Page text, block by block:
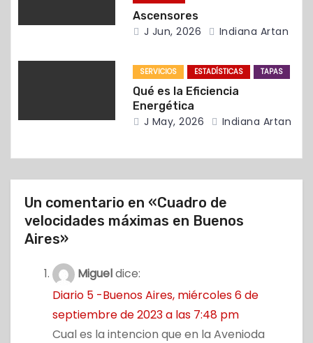
Ascensores
J Jun, 2026 Indiana Artan
SERVICIOS ESTADÍSTICAS TAPAS
Qué es la Eficiencia
Energética
J May, 2026 Indiana Artan
Un comentario en «Cuadro de
velocidades máximas en Buenos
Aires»
Migueldice:
Diario 5 -Buenos Aires, miércoles 6 de
septiembre de 2023 a las 7:48 pm
Cual es la intencion que en la Avenioda